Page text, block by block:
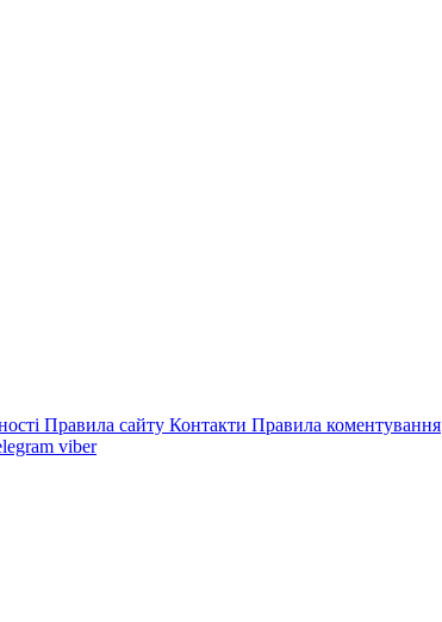
Правила сайту Контакти Правила коментування
viber